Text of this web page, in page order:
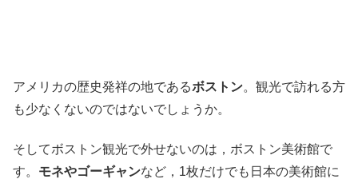
アメリカの歴史発祥の地であるボストン。観光で訪れる方
も少なくないのではないでしょうか。
そしてボストン観光で外せないのは，ボストン美術館で
す。 モネやゴーギャンなど，1枚だけでも日本の美術館に